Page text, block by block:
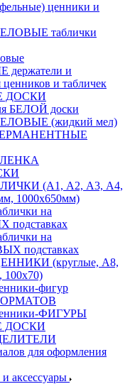
ценники и
таблички
и
ценников и табличек
ДОСКИ
БЕЛОЙ доски
(жидкий мел)
(А1, А2, А3, А4,
1000х650мм)
на
на
подставках
(круглые, А8,
100х70)
фигур
ФИГУРЫ
ДОСКИ
для оформления
аксессуары